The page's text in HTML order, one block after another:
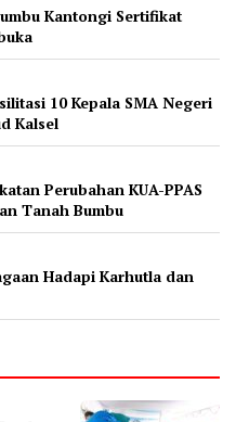
Kantongi Sertifikat
10 Kepala SMA Negeri
Kalsel
Perubahan KUA-PPAS
Tanah Bumbu
Hadapi Karhutla dan